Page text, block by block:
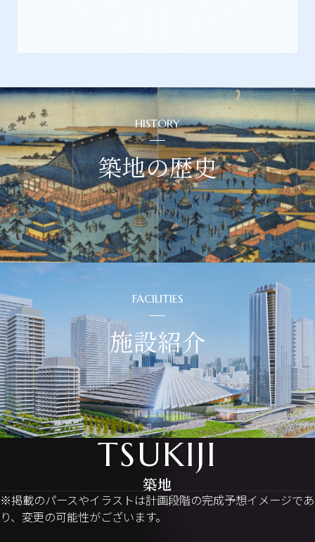
FACILITIES
施設紹介
HISTORY
築地の歴史
TSUKIJI
築地
※掲載のパースやイラストは計画段階の完成予想イメージであ
り、変更の可能性がございます。